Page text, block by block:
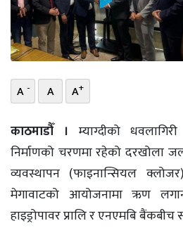
छापा
खोज
प्रोफाइल
ऊर्जा
विशेष
A - A A+
काठमाडौँ । म्याग्दीको
निर्माणको चरणमा रहेको दरखोला
व्यवस्थापन (फाइनान्सियल
मेगावाटको आयोजनामा ऋण
हाइड्रोपावर प्रालि र एनएमबि